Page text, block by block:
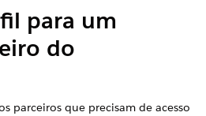
para um
do
parceiros que precisam de acesso